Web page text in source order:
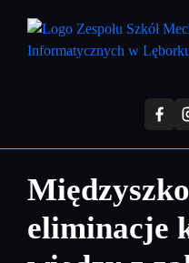
treści
eliminacje